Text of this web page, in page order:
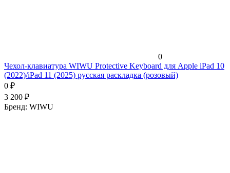
0
Чехол-клавиатура WIWU Protective Keyboard для Apple iPad 10
(2022)/iPad 11 (2025) русская раскладка (розовый)
0 ₽
3 200 ₽
Бренд: WIWU